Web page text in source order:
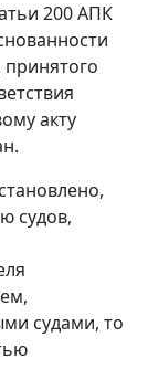
200АПК
акту
судов,
судами, то